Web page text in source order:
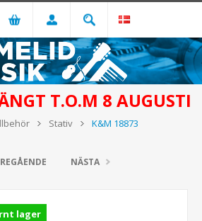
T.O.M 8 AUGUSTI
Stativ K&M 18873
NÄSTA
lager